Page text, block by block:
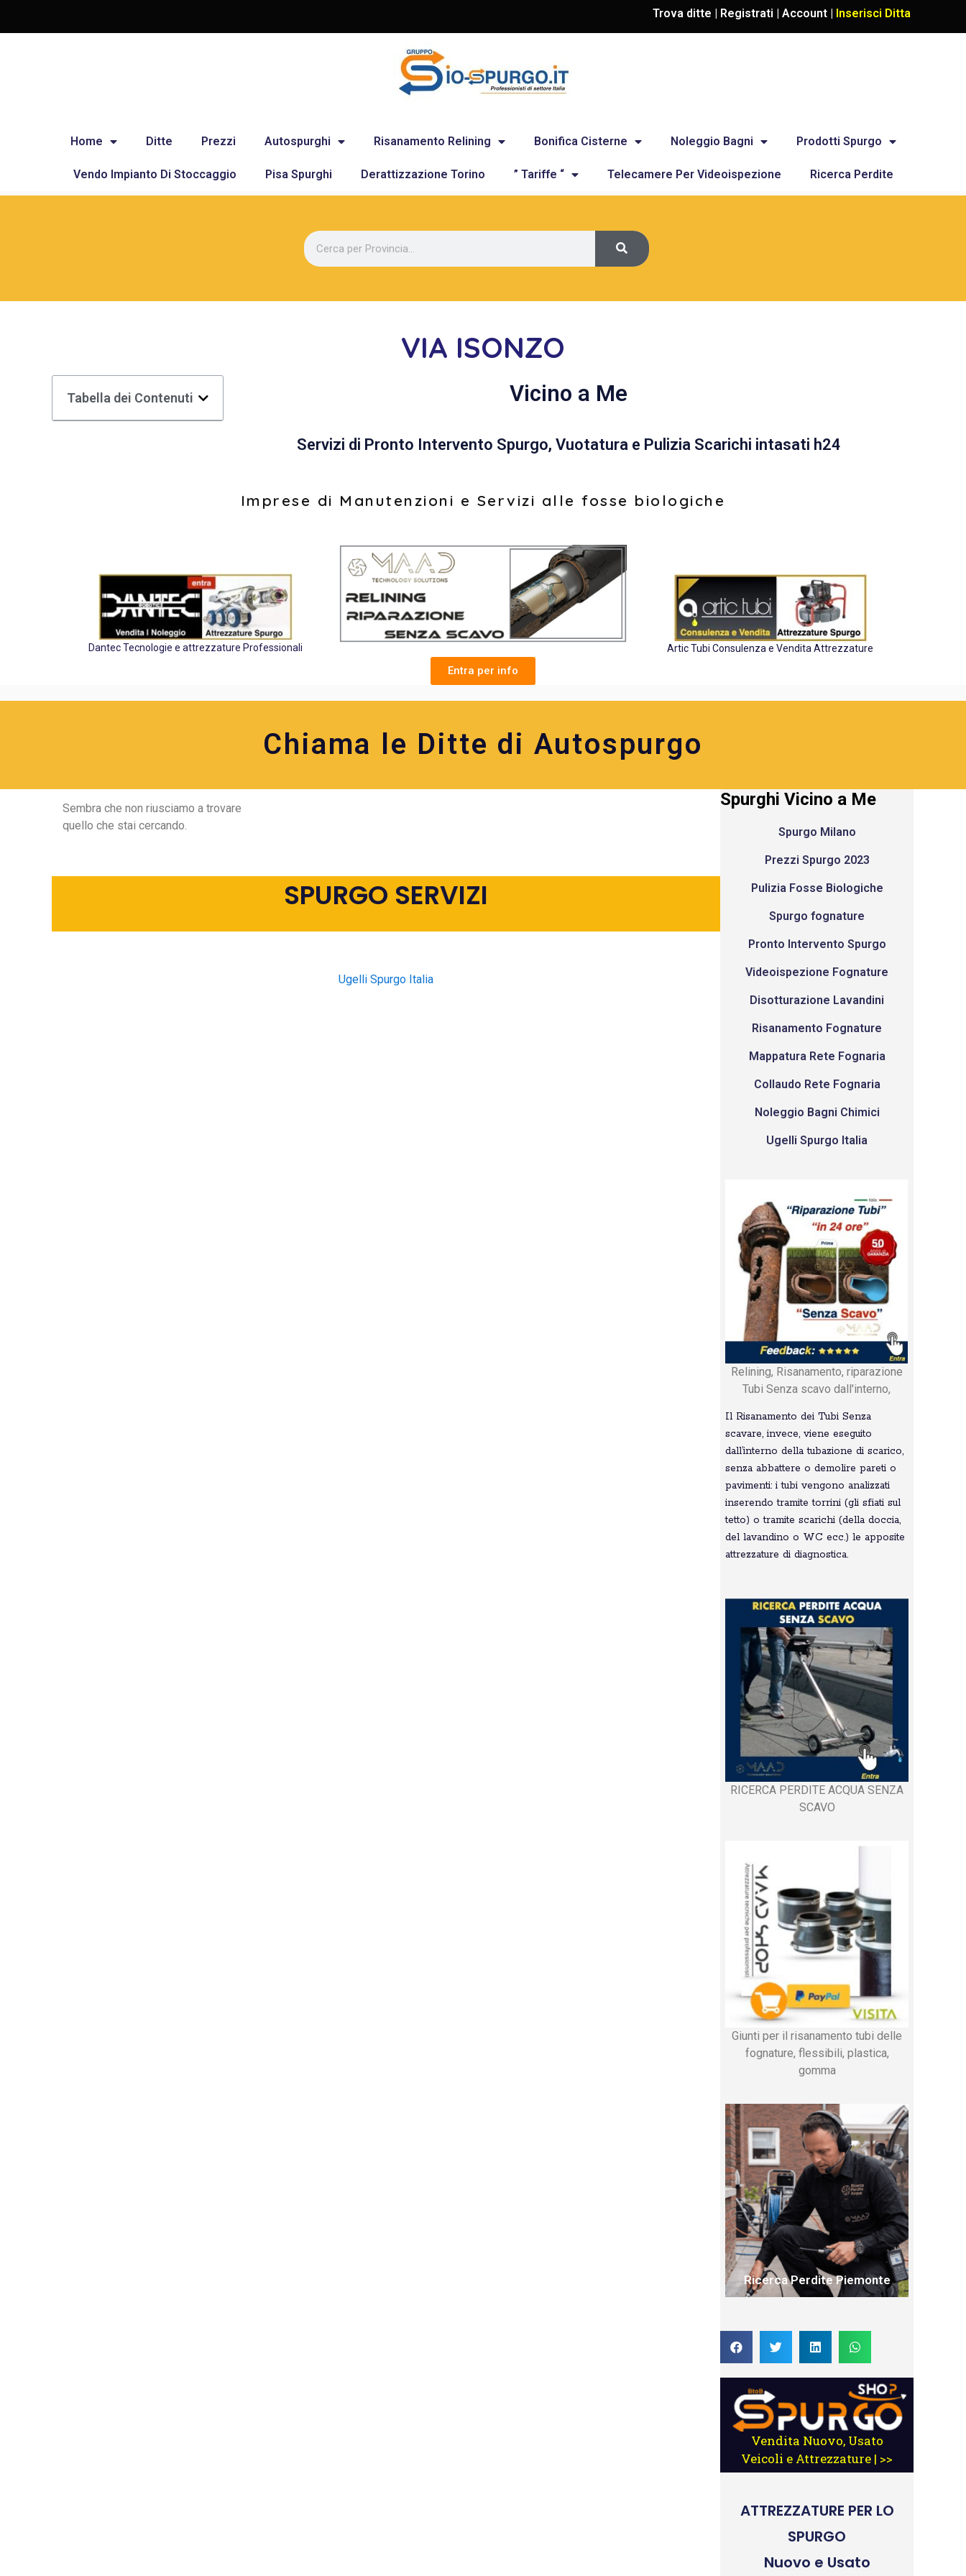
Trova ditte | Registrati | Account | Inserisci Ditta
Home Ditte Prezzi Autospurghi Risanamento Relining Bonifica Cisterne Noleggio Bagni Prodotti Spurgo
Vendo Impianto Di Stoccaggio Pisa Spurghi Derattizzazione Torino ” Tariffe “ Telecamere Per Videoispezione Ricerca Perdite
VIA ISONZO
Tabella dei Contenuti Vicino a Me
Servizi di Pronto Intervento Spurgo, Vuotatura e Pulizia Scarichi intasati h24
Imprese di Manutenzioni e Servizi alle fosse biologiche
Dantec Tecnologie e attrezzature Professionali
Entra per info
Artic Tubi Consulenza e Vendita Attrezzature
Chiama le Ditte di Autospurgo
Sembra che non riusciamo a trovare
quello che stai cercando.
SPURGO SERVIZI
Ugelli Spurgo Italia
Spurghi Vicino a Me
Spurgo Milano
Prezzi Spurgo 2023
Pulizia Fosse Biologiche
Spurgo fognature
Pronto Intervento Spurgo
Videoispezione Fognature
Disotturazione Lavandini
Risanamento Fognature
Mappatura Rete Fognaria
Collaudo Rete Fognaria
Noleggio Bagni Chimici
Ugelli Spurgo Italia
Relining, Risanamento, riparazione
Tubi Senza scavo dall'interno,
Il Risanamento dei Tubi Senza
scavare, invece, viene eseguito
dall’interno della tubazione di scarico,
senza abbattere o demolire pareti o
pavimenti: i tubi vengono analizzati
inserendo tramite torrini (gli sfiati sul
tetto) o tramite scarichi (della doccia,
del lavandino o WC ecc.) le apposite
attrezzature di diagnostica.
RICERCA PERDITE ACQUA SENZA
SCAVO
Giunti per il risanamento tubi delle
fognature, flessibili, plastica,
gomma
Ricerca Perdite Piemonte
Vendita Nuovo, Usato
Veicoli e Attrezzature | >>
ATTREZZATURE PER LO
SPURGO
Nuovo e Usato